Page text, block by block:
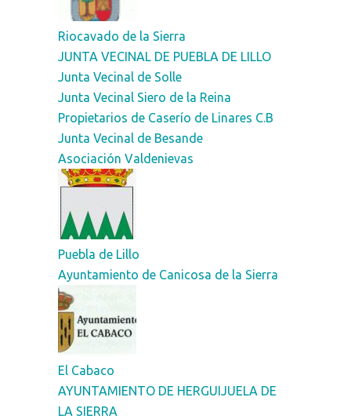
Riocavado de la Sierra
JUNTA VECINAL DE PUEBLA DE LILLO
Junta Vecinal de Solle
Junta Vecinal Siero de la Reina
Propietarios de Caserío de Linares C.B
Junta Vecinal de Besande
Asociación Valdenievas
Puebla de Lillo
Ayuntamiento de Canicosa de la Sierra
El Cabaco
AYUNTAMIENTO DE HERGUIJUELA DE
LA SIERRA